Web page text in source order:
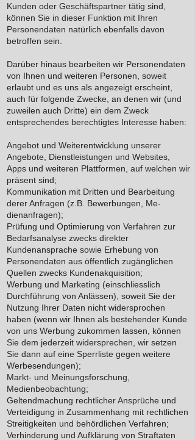
Kunden oder Geschäftspartner tätig sind,
können Sie in dieser Funktion mit Ihren
Personendaten natürlich ebenfalls davon
betroffen sein.
Darüber hinaus bearbeiten wir Personendaten
von Ihnen und weiteren Personen, soweit
erlaubt und es uns als angezeigt erscheint,
auch für folgende Zwecke, an denen wir (und
zuweilen auch Dritte) ein dem Zweck
entsprechendes berechtigtes Interesse haben:
Angebot und Weiterentwicklung unserer
Angebote, Dienstleistungen und Websites,
Apps und weiteren Plattformen, auf welchen wir
präsent sind;
Kommunikation mit Dritten und Bearbeitung
derer Anfragen (z.B. Bewerbungen, Me-
dienanfragen);
Prüfung und Optimierung von Verfahren zur
Bedarfsanalyse zwecks direkter
Kundenansprache sowie Erhebung von
Personendaten aus öffentlich zugänglichen
Quellen zwecks Kundenakquisition;
Werbung und Marketing (einschliesslich
Durchführung von Anlässen), soweit Sie der
Nutzung Ihrer Daten nicht widersprochen
haben (wenn wir Ihnen als bestehender Kunde
von uns Werbung zukommen lassen, können
Sie dem jederzeit widersprechen, wir setzen
Sie dann auf eine Sperrliste gegen weitere
Werbesendungen);
Markt- und Meinungsforschung,
Medienbeobachtung;
Geltendmachung rechtlicher Ansprüche und
Verteidigung in Zusammenhang mit rechtlichen
Streitigkeiten und behördlichen Verfahren;
Verhinderung und Aufklärung von Straftaten